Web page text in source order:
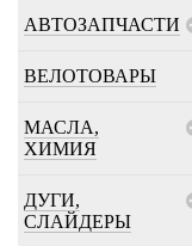
АВТОЗАПЧАСТИ
ВЕЛОТОВАРЫ
МАСЛА,
ХИМИЯ
ДУГИ,
СЛАЙДЕРЫ